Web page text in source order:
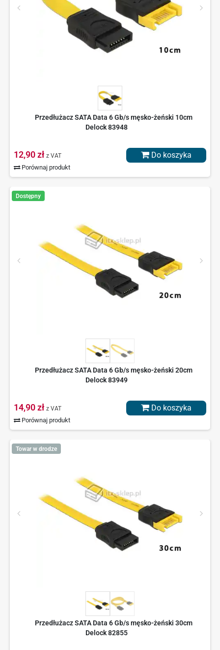
Przedłużacz SATA Data 6 Gb/s męsko-żeński 10cm
Delock 83948
12,90 zł z VAT
Porównaj produkt
Do koszyka
Dostępny
Przedłużacz SATA Data 6 Gb/s męsko-żeński 20cm
Delock 83949
14,90 zł z VAT
Porównaj produkt
Do koszyka
Towar w drodze
Przedłużacz SATA Data 6 Gb/s męsko-żeński 30cm
Delock 82855